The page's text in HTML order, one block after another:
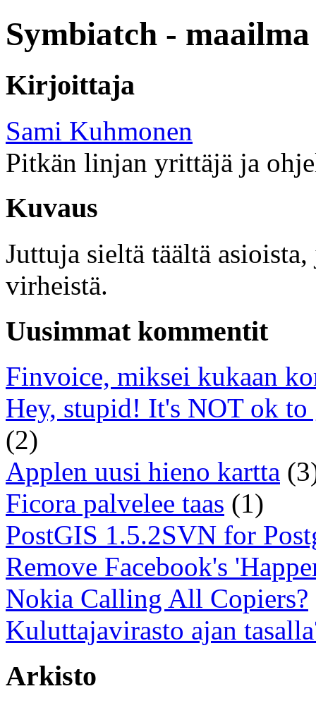
Symbiatch -
Kirjoittaja
Sami Kuhmonen
Pitkän linjan yrittäjä ja
Kuvaus
Juttuja sieltä täältä
virheistä.
Uusimmat kommentit
Finvoice, miksei kukaan
Hey, stupid! It's NOT ok to
(2)
Applen uusi hieno kartta
Ficora palvelee taas (1)
PostGIS 1.5.2SVN for
Remove Facebook's
Nokia Calling All Copiers?
Kuluttajavirasto ajan
Arkisto